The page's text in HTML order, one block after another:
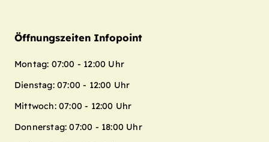
Öffnungszeiten Infopoint
Montag: 07:00 - 12:00 Uhr
Dienstag: 07:00 - 12:00 Uhr
Mittwoch: 07:00 - 12:00 Uhr
Donnerstag: 07:00 - 18:00 Uhr